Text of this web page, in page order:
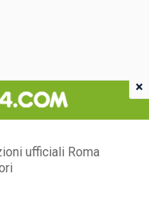
ufficiali Roma
×